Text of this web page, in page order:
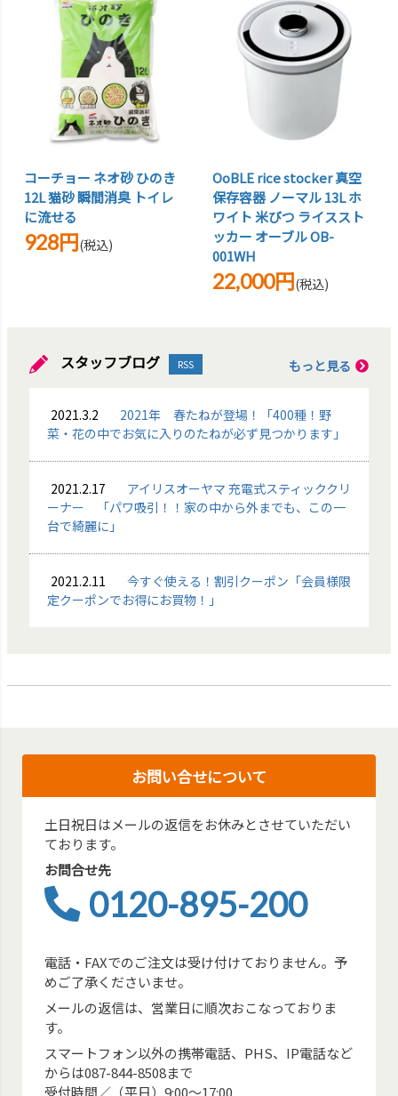
コーチョー ネオ砂 ひのき
12L 猫砂 瞬間消臭 トイレ
に流せる
928円(税込)
OoBLE rice stocker 真空
保存容器 ノーマル 13L ホ
ワイト 米びつ ライススト
ッカー オーブル OB-
001WH
22,000円(税込)
スタッフブログ RSS もっと見る
2021.3.2
2021年 春たねが登場！「400種！野
菜・花の中でお気に入りのたねが必ず見つかります」
2021.2.17
アイリスオーヤマ 充電式スティッククリ
ーナー 「パワ吸引！！家の中から外までも、この一
台で綺麗に」
2021.2.11
今すぐ使える！割引クーポン「会員様限
定クーポンでお得にお買物！」
お問い合せについて
土日祝日はメールの返信をお休みとさせていただい
ております。
お問合せ先
0120-895-200
電話・FAXでのご注文は受け付けておりません。予
めご了承くださいませ。
メールの返信は、営業日に順次おこなっておりま
す。
スマートフォン以外の携帯電話、PHS、IP電話など
からは087-844-8508まで